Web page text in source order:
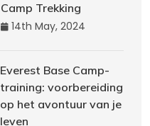
Camp Trekking
14th May, 2024
Everest Base Camp-
training: voorbereiding
op het avontuur van je
leven